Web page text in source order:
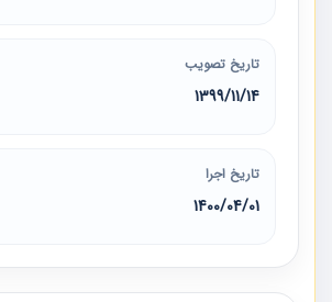
تاریخ تصویب
1399/11/14
تاریخ اجرا
1400/04/01